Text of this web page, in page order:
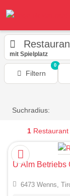
mit Spielplatz
Filtern
0
Suchradius:
1 Restaurant
U Alm Betriebs
6473 Wenns,